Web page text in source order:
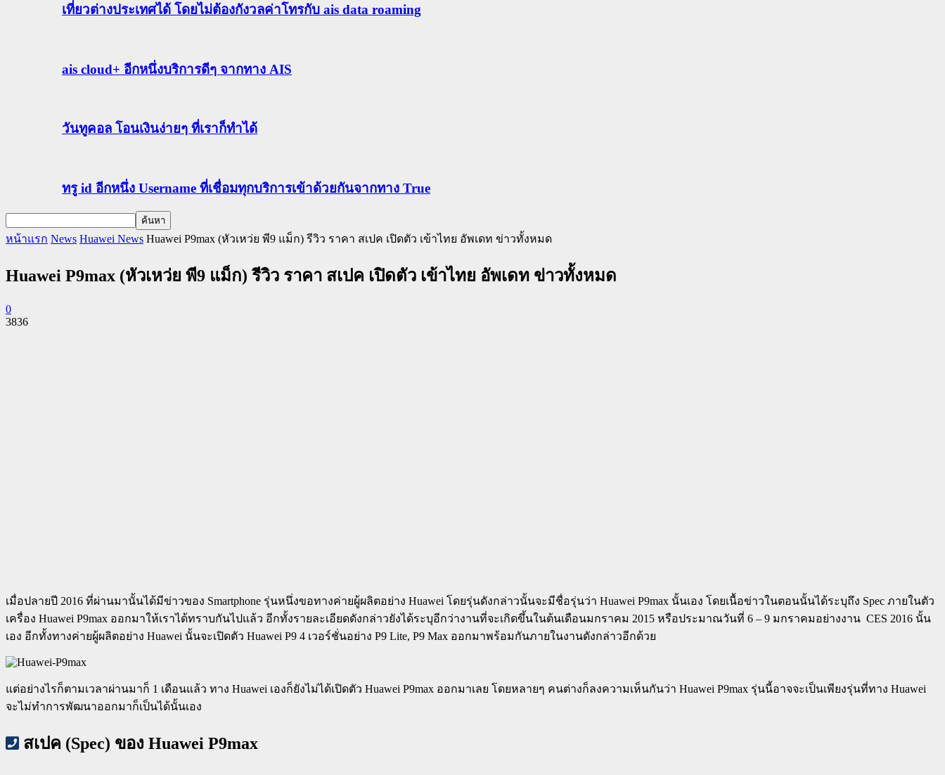
เที่ยวต่างประเทศได้ โดยไม่ต้องกังวลค่าโทรกับ ais data roaming
ais cloud+ อีกหนึ่งบริการดีๆ จากทาง AIS
วันทูคอล โอนเงินง่ายๆ ที่เราก็ทำได้
ทรู id อีกหนึ่ง Username ที่เชื่อมทุกบริการเข้าด้วยกันจากทาง True
หน้าแรก News Huawei News Huawei P9max (หัวเหว่ย พี9 แม็ก) รีวิว ราคา สเปค เปิดตัว เข้าไทย อัพเดท ข่าวทั้งหมด
Huawei P9max (หัวเหว่ย พี9 แม็ก) รีวิว ราคา สเปค เปิดตัว เข้าไทย อัพเดท ข่าวทั้งหมด
0
3836
เมื่อปลายปี 2016 ที่ผ่านมานั้นได้มีข่าวของ Smartphone รุ่นหนึ่งขอทางค่ายผู้ผลิตอย่าง Huawei โดยรุ่นดังกล่าวนั้นจะมีชื่อรุ่นว่า Huawei P9max นั้นเอง โดยเนื้อข่าวในตอนนั้นได้ระบุถึง Spec ภายในตัว
เครื่อง Huawei P9max ออกมาให้เราได้ทราบกันไปแล้ว อีกทั้งรายละเอียดดังกล่าวยังได้ระบุอีกว่างานที่จะเกิดขึ้นในต้นเดือนมกราคม 2015 หรือประมาณวันที่ 6 – 9 มกราคมอย่างงาน CES 2016 นั้น
เอง อีกทั้งทางค่ายผู้ผลิตอย่าง Huawei นั้นจะเปิดตัว Huawei P9 4 เวอร์ชั่นอย่าง P9 Lite, P9 Max ออกมาพร้อมกันภายในงานดังกล่าวอีกด้วย
แต่อย่างไรก็ตามเวลาผ่านมาก็ 1 เดือนแล้ว ทาง Huawei เองก็ยังไม่ได้เปิดตัว Huawei P9max ออกมาเลย โดยหลายๆ คนต่างก็ลงความเห็นกันว่า Huawei P9max รุ่นนี้อาจจะเป็นเพียงรุ่นที่ทาง Huawei
จะไม่ทำการพัฒนาออกมาก็เป็นได้นั้นเอง
สเปค (Spec) ของ Huawei P9max